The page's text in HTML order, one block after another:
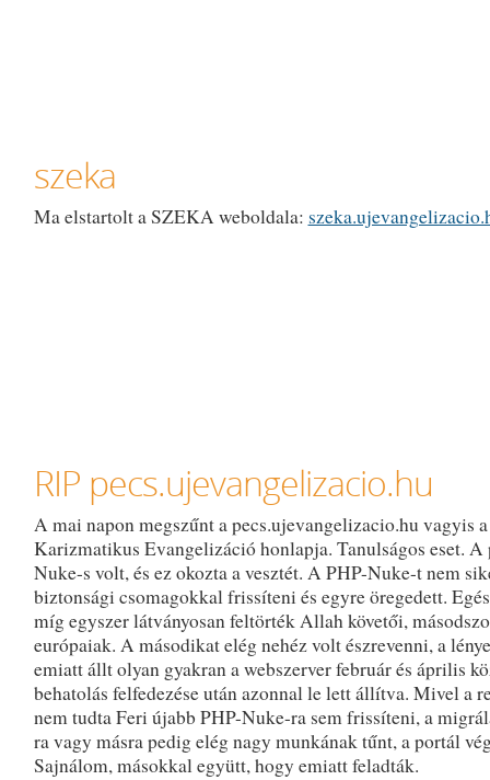
szeka
Ma elstartolt a SZEKA weboldala:
RIP pecs.ujevangelizacio.hu
A mai napon megszűnt a pecs.ujevangelizacio.hu vagyis
Karizmatikus Evangelizáció honlapja. Tanulságos eset. A
Nuke-s volt, és ez okozta a vesztét. A PHP-Nuke-t nem
biztonsági csomagokkal frissíteni és egyre öregedett.
míg egyszer látványosan feltörték Allah követői,
európaiak. A másodikat elég nehéz volt észrevenni, a
emiatt állt olyan gyakran a webszerver február és április
behatolás felfedezése után azonnal le lett állítva. Mivel a
nem tudta Feri újabb PHP-Nuke-ra sem frissíteni, a
ra vagy másra pedig elég nagy munkának tűnt, a portál
Sajnálom, másokkal együtt, hogy emiatt feladták.